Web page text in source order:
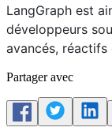
LangGraph est
développeurs
avancés,
Partager avec